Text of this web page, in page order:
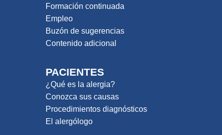
Formación continuada
Empleo
Buzón de sugerencias
Contenido adicional
PACIENTES
¿Qué es la alergia?
Conozca sus causas
Procedimientos diagnósticos
El alergólogo